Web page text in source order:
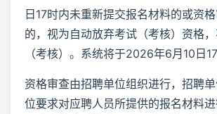
日17时内未重新提交报名材料的或资
的，视为自动放弃考试（考核）资格
（考核）。系统将于2026年6月10日
资格审查由招聘单位组织进行，招聘
位要求对应聘人员所提供的报名材料进